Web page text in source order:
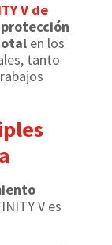
V de
protección
en los
tanto
V es